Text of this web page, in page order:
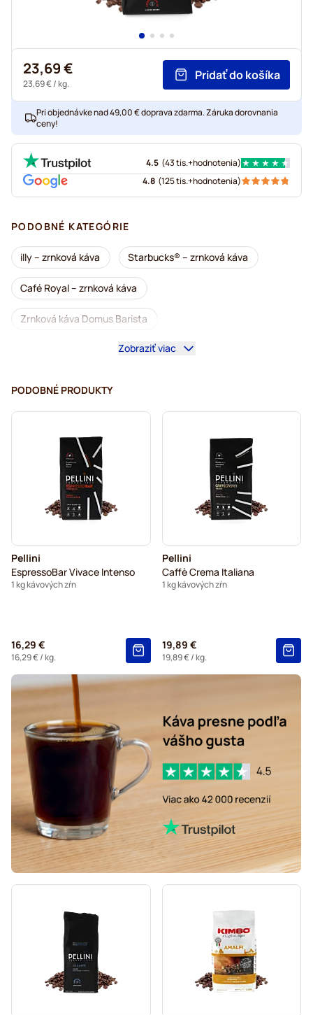
23,69 €
23,69 €/ kg.
Pridať do košíka
Pri objednávke nad 49,00 € doprava zdarma. Záruka dorovnania
ceny!
4.5 (43 tis.+hodnotenia)
4.8 (125 tis.+hodnotenia)
PODOBNÉ KATEGÓRIE
illy – zrnková káva Starbucks® – zrnková káva
Café Royal – zrnková káva
Zrnková káva Domus Barista
Kávovary na zrnkovú kávu
Segafredo – zrnková káva
Caffè Borbone – zrnková káva Merrild – zrnková káva
Garibaldi zrnková káva
Tonino Lamborghini – zrnková káva
Delonghi – zrnkové kávy na espresso
Zobraziť viac
PODOBNÉ PRODUKTY
Pellini
EspressoBar Vivace Intenso
1 kg kávových zŕn
16,29 €
16,29 €/ kg.
Pellini
Caffè Crema Italiana
1 kg kávových zŕn
19,89 €
19,89 €/ kg.